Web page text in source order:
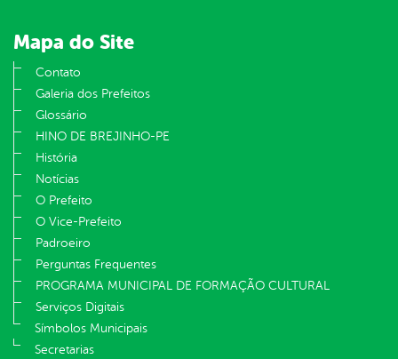
Mapa do Site
Contato
Galeria dos Prefeitos
Glossário
HINO DE BREJINHO-PE
História
Notícias
O Prefeito
O Vice-Prefeito
Padroeiro
Perguntas Frequentes
PROGRAMA MUNICIPAL DE FORMAÇÃO CULTURAL
Serviços Digitais
Símbolos Municipais
Secretarias